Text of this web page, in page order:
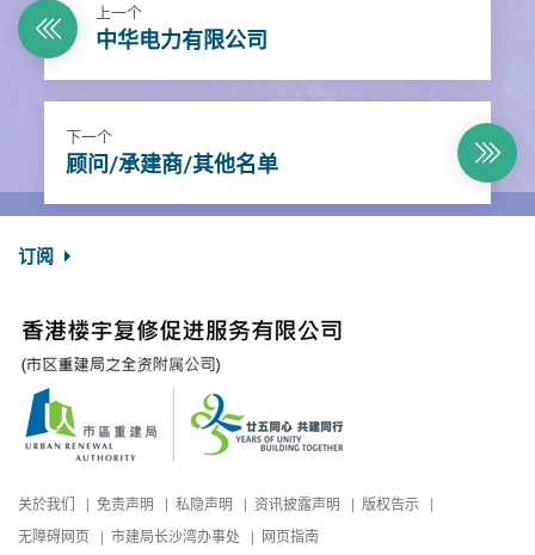
上一个
中华电力有限公司
下一个
顾问/承建商/其他名单
订阅
关於我们 免责声明 私隐声明 资讯披露声明
版权告示
无障碍网页
市建局长沙湾办事处 网页指南